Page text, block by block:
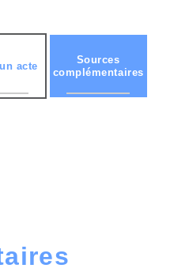
acte
Sources
complémentaires